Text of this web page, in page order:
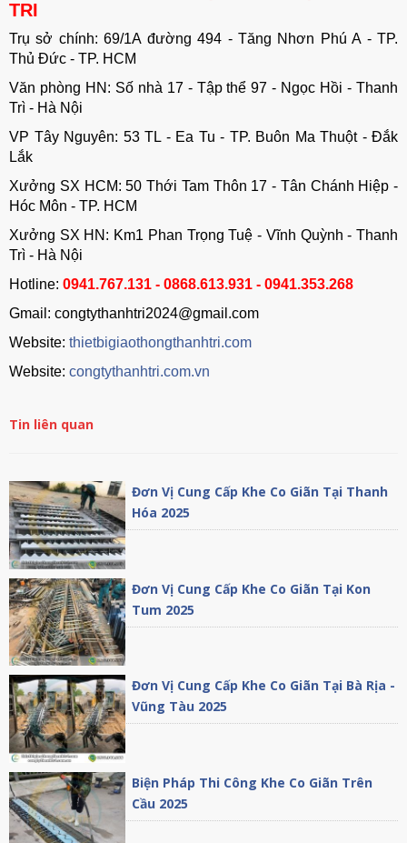
TRI
Trụ sở chính: 69/1A đường 494 - Tăng Nhơn Phú A - TP.
Thủ Đức - TP. HCM
Văn phòng HN: Số nhà 17 - Tập thể 97 - Ngọc Hồi - Thanh
Trì - Hà Nội
VP Tây Nguyên: 53 TL - Ea Tu - TP. Buôn Ma Thuột - Đắk
Lắk
Xưởng SX HCM: 50 Thới Tam Thôn 17 - Tân Chánh Hiệp -
Hóc Môn - TP. HCM
Xưởng SX HN: Km1 Phan Trọng Tuệ - Vĩnh Quỳnh - Thanh
Trì - Hà Nội
Hotline: 0941.767.131 - 0868.613.931 - 0941.353.268
Gmail: congtythanhtri2024@gmail.com
Website: thietbigiaothongthanhtri.com
Website: congtythanhtri.com.vn
Tin liên quan
Đơn Vị Cung Cấp Khe Co Giãn Tại Thanh
Hóa 2025
Đơn Vị Cung Cấp Khe Co Giãn Tại Kon
Tum 2025
Đơn Vị Cung Cấp Khe Co Giãn Tại Bà Rịa -
Vũng Tàu 2025
Biện Pháp Thi Công Khe Co Giãn Trên
Cầu 2025